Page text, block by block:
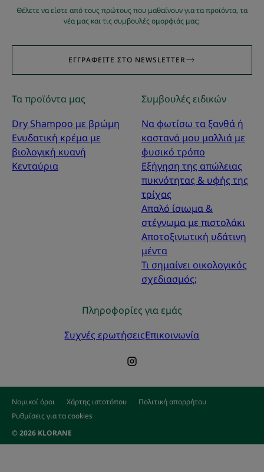
Θέλετε να είστε από τους πρώτους που μαθαίνουν για τα προϊόντα, τα
νέα μας και τις συμβουλές ομορφιάς μας;
ΕΓΓΡΑΦΕΊΤΕ ΣΤΟ NEWSLETTER
Τα προϊόντα μας
Dry Shampoo με βρώμη
Ενυδατική κρέμα με
βιολογική κυανή
Κενταύρια
Συμβουλές ειδικών
Να φωτίσω τα ξανθά ή
καστανά μου μαλλιά με
φυσικό τρόπο
Εξήγηση της απώλειας
πυκνότητας & υφής της
τρίχας
Απαλό ίσιωμα &
στέγνωμα με πιστολάκι
Αποτοξινωτική υδάτινη
μέντα
Τι σημαίνει οικολογικός
σχεδιασμός;
Πληροφορίες για εμάς
Συχνές ερωτήσειςΕπικοινωνία
Νομικοί όροι Χάρτης ιστοτόπου
Πολιτική απορρήτου
Ρυθμίσεις για τα cookies
© 2026 KLORANE